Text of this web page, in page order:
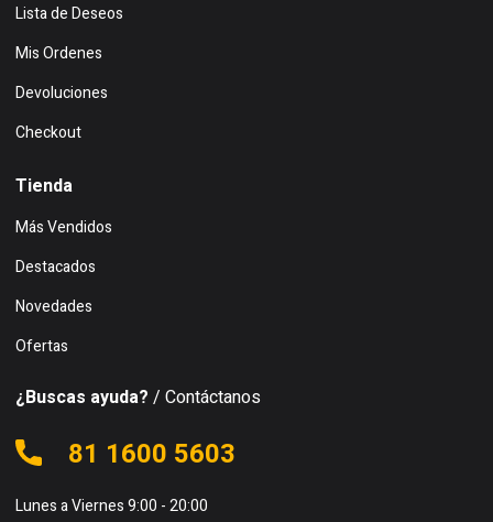
Lista de Deseos
Mis Ordenes
Devoluciones
Checkout
Tienda
Más Vendidos
Destacados
Novedades
Ofertas
¿Buscas ayuda? / Contáctanos
81 1600 5603
Lunes a Viernes 9:00 - 20:00